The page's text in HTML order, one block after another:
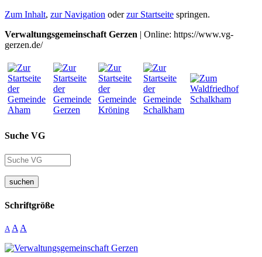
Zum Inhalt, zur Navigation oderzur Startseite springen.
Verwaltungsgemeinschaft Gerzen | Online: https://www.vg-
gerzen.de/
Suche VG
suchen
Schriftgröße
A A A